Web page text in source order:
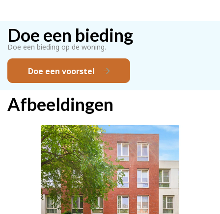
Doe een bieding
Doe een bieding op de woning.
Doe een voorstel
Afbeeldingen